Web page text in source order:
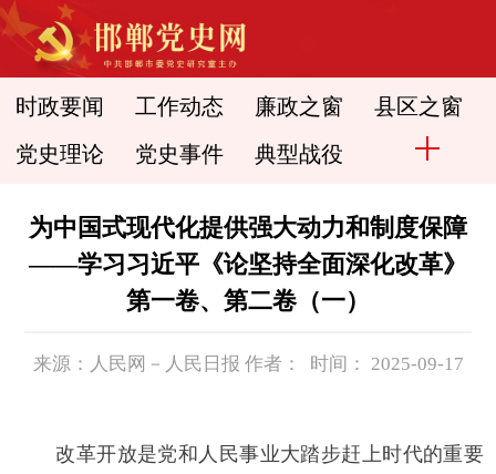
时政要闻 工作动态 廉政之窗 县区之窗
党史理论 党史事件 典型战役
为中国式现代化提供强大动力和制度保障
——学习习近平《论坚持全面深化改革》
第一卷、第二卷（一）
来源：人民网－人民日报 作者： 时间： 2025-09-17
改革开放是党和人民事业大踏步赶上时代的重要